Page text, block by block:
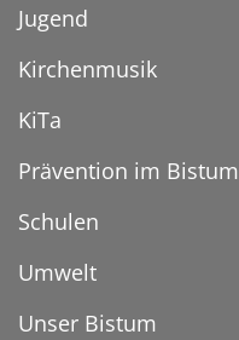
Jugend
Kirchenmusik
KiTa
Prävention im Bistum
Schulen
Umwelt
Unser Bistum